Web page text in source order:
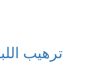
ترهيب